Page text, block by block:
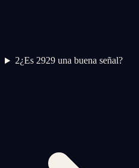
2¿Es 2929 una buena señal?